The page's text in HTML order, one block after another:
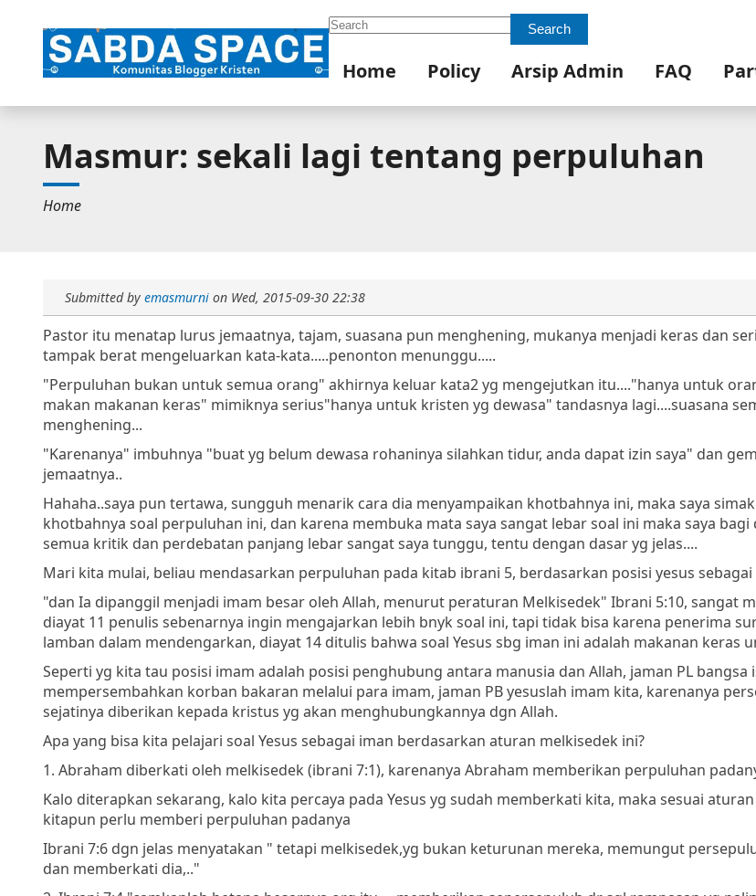
Search Search
Home Policy Arsip Admin FAQ
Masmur: sekali lagi tentang perpuluhan
Home
Submitted by emasmurni on Wed, 2015-09-30 22:38
Pastor itu menatap lurus jemaatnya, tajam, suasana pun menghening, mukanya menjadi keras dan
tampak berat mengeluarkan kata-kata.....penonton menunggu.....
"Perpuluhan bukan untuk semua orang" akhirnya keluar kata2 yg mengejutkan itu...."hanya untuk
makan makanan keras" mimiknya serius"hanya untuk kristen yg dewasa" tandasnya lagi....suasana
menghening...
"Karenanya" imbuhnya "buat yg belum dewasa rohaninya silahkan tidur, anda dapat izin saya" dan
jemaatnya..
Hahaha..saya pun tertawa, sungguh menarik cara dia menyampaikan khotbahnya ini, maka saya
khotbahnya soal perpuluhan ini, dan karena membuka mata saya sangat lebar soal ini maka saya bagi
semua kritik dan perdebatan panjang lebar sangat saya tunggu, tentu dengan dasar yg jelas....
Mari kita mulai, beliau mendasarkan perpuluhan pada kitab ibrani 5, berdasarkan posisi yesus
"dan Ia dipanggil menjadi imam besar oleh Allah, menurut peraturan Melkisedek" Ibrani 5:10, sangat
diayat 11 penulis sebenarnya ingin mengajarkan lebih bnyk soal ini, tapi tidak bisa karena penerima
lamban dalam mendengarkan, diayat 14 ditulis bahwa soal Yesus sbg iman ini adalah makanan keras
Seperti yg kita tau posisi imam adalah posisi penghubung antara manusia dan Allah, jaman PL bangsa
mempersembahkan korban bakaran melalui para imam, jaman PB yesuslah imam kita, karenanya
sejatinya diberikan kepada kristus yg akan menghubungkannya dgn Allah.
Apa yang bisa kita pelajari soal Yesus sebagai iman berdasarkan aturan melkisedek ini?
1. Abraham diberkati oleh melkisedek (ibrani 7:1), karenanya Abraham memberikan perpuluhan
Kalo diterapkan sekarang, kalo kita percaya pada Yesus yg sudah memberkati kita, maka sesuai
kitapun perlu memberi perpuluhan padanya
Ibrani 7:6 dgn jelas menyatakan " tetapi melkisedek,yg bukan keturunan mereka, memungut
dan memberkati dia,.."